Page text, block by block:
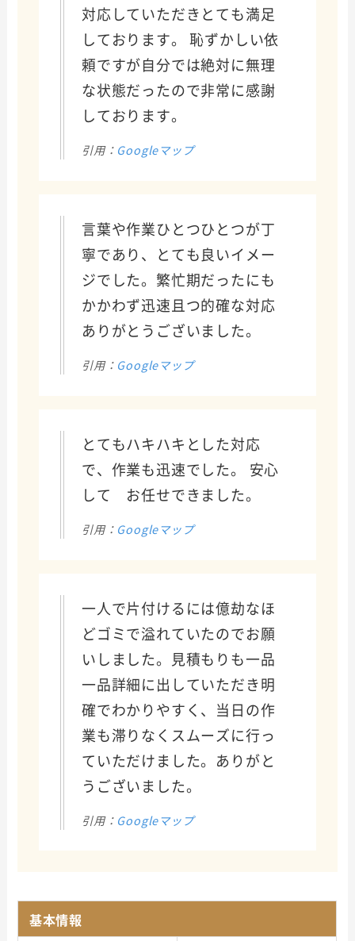
対応していただきとても満足
しております。 恥ずかしい依
頼ですが自分では絶対に無理
な状態だったので非常に感謝
しております。
引用： Googleマップ
言葉や作業ひとつひとつが丁
寧であり、とても良いイメー
ジでした。繁忙期だったにも
かかわず迅速且つ的確な対応
ありがとうございました。
引用： Googleマップ
とてもハキハキとした対応
で、作業も迅速でした。 安心
して お任せできました。
引用： Googleマップ
一人で片付けるには億劫なほ
どゴミで溢れていたのでお願
いしました。見積もりも一品
一品詳細に出していただき明
確でわかりやすく、当日の作
業も滞りなくスムーズに行っ
ていただけました。ありがと
うございました。
引用： Googleマップ
基本情報